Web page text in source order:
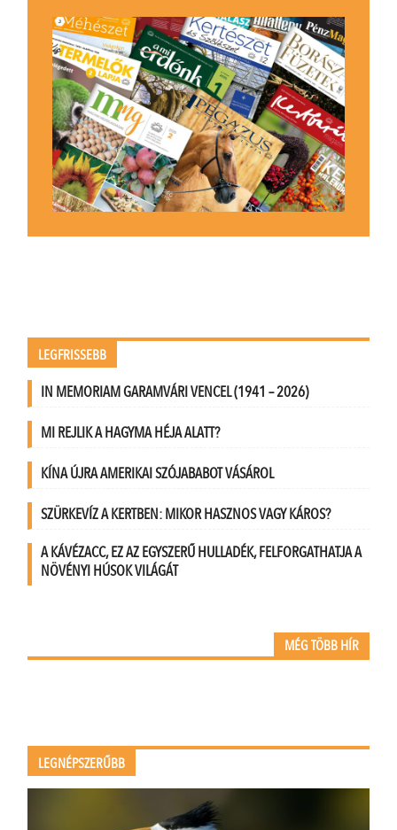
LEGFRISSEBB
IN MEMORIAM GARAMVÁRI VENCEL (1941 – 2026)
MI REJLIK A HAGYMA HÉJA ALATT?
KÍNA ÚJRA AMERIKAI SZÓJABABOT VÁSÁROL
SZÜRKEVÍZ A KERTBEN: MIKOR HASZNOS VAGY KÁROS?
A KÁVÉZACC, EZ AZ EGYSZERŰ HULLADÉK, FELFORGATHATJA A
NÖVÉNYI HÚSOK VILÁGÁT
MÉG TÖBB HÍR
LEGNÉPSZERŰBB